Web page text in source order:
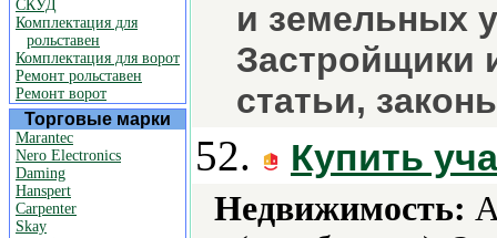
СКУД
Комплектация для
рольставен
Комплектация для ворот
Ремонт рольставен
Ремонт ворот
Торговые марки
Marantec
Nero Electronics
Daming
Hanspert
Carpenter
Skay
и земельных
Застройщики
статьи,
52. Купить
Недвижимость: